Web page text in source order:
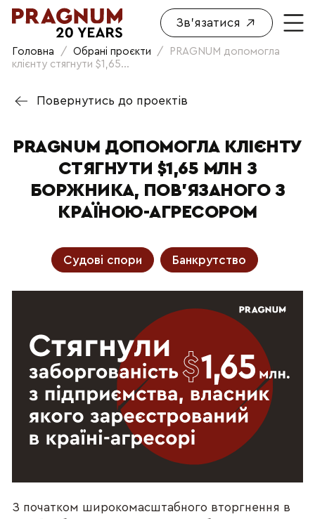
Зв'язатися
Головна / Обрані проєкти /
PRAGNUM допомогла
клієнту стягнути $1,65...
Повернутись до проектів
PRAGNUM ДОПОМОГЛА КЛІЄНТУ
СТЯГНУТИ $1,65 МЛН З
БОРЖНИКА, ПОВ'ЯЗАНОГО З
КРАЇНОЮ-АГРЕСОРОМ
Судові спори Банкрутство
З початком широкомасштабного вторгнення в